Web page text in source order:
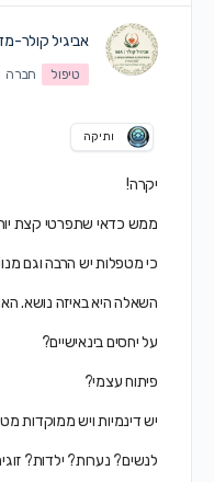
אביגיל קולר-
טיפול חברה
ותיקה
יקרה!
ממש כדאי שתפרטי קצת
כי מטפלות יש הרבה וגם
השאלה היא באיזה נושא.
על יחסים בינאישיים?
פיתוח עצמי?
יש דינמיות ויש ממוקדות
לנשים? נערות? ילדות?